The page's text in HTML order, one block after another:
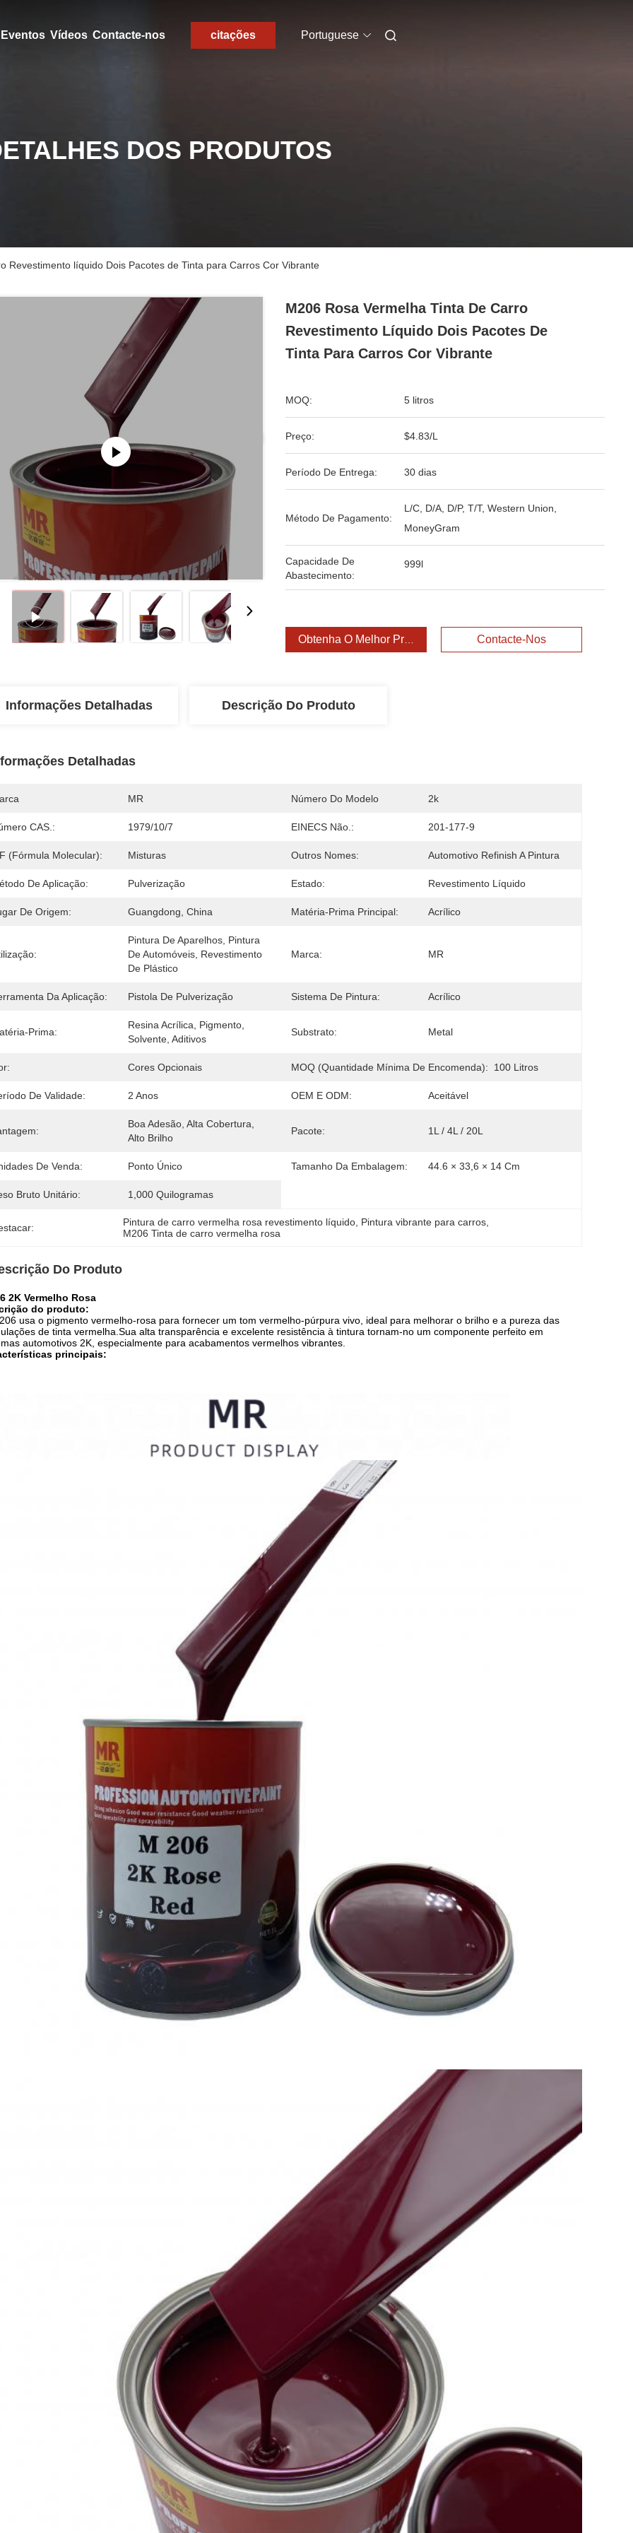
Eventos Vídeos Contacte-nos citações Portuguese
DOS PRODUTOS
Revestimento líquido Dois Pacotes de Tinta para Carros Cor Vibrante
M206 Rosa Vermelha Tinta De Carro
Revestimento Líquido Dois Pacotes De
Tinta Para Carros Cor Vibrante
MOQ: 5 litros
Preço: $4.83/L
Período De Entrega: 30 dias
Método De Pagamento:
L/C, D/A, D/P, T/T, Western Union,
MoneyGram
Capacidade De
Abastecimento:
999l
Obtenha O Melhor Preço Contacte-Nos
Informações Detalhadas Descrição Do Produto
Detalhadas
MR Número Do Modelo 2k
CAS.: 1979/10/7 EINECS Não.: 201-177-9
(Fórmula Molecular): Misturas Outros Nomes: Automotivo Refinish A Pintura
De Aplicação: Pulverização Estado: Revestimento Líquido
De Origem: Guangdong, China Matéria-Prima Principal: Acrílico
Pintura De Aparelhos, Pintura
De Automóveis, Revestimento
De Plástico
Marca: MR
Da Aplicação: Pistola De Pulverização Sistema De Pintura: Acrílico
Prima:
Resina Acrílica, Pigmento,
Solvente, Aditivos
Substrato: Metal
Cores Opcionais MOQ (quantidade Mínima De Encomenda): 100 Litros
De Validade: 2 Anos OEM E ODM: Aceitável
Boa Adesão, Alta Cobertura,
Alto Brilho
Pacote: 1L / 4L / 20L
De Venda: Ponto Único Tamanho Da Embalagem: 44.6 × 33,6 × 14 Cm
Bruto Unitário: 1,000 Quilogramas
Pintura de carro vermelha rosa revestimento líquido Pintura vibrante para carros
M206 Tinta de carro vermelha rosa
Do Produto
2K Vermelho Rosa
do produto:
usa o pigmento vermelho-rosa para fornecer um tom vermelho-púrpura vivo, ideal para melhorar o brilho e a pureza das
de tinta vermelha.Sua alta transparência e excelente resistência à tintura tornam-no um componente perfeito em
automotivos 2K, especialmente para acabamentos vermelhos vibrantes.
principais: